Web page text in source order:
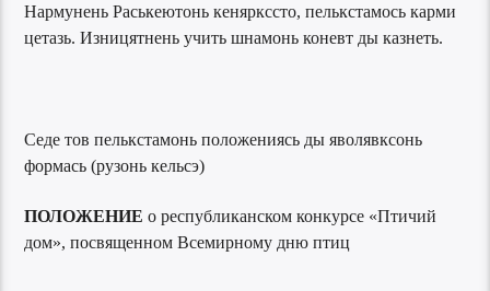
Нармунень Раськеютонь кеняркссто, пелькстамось карми
цетазь. Изницятнень учить шнамонь коневт ды казнеть.
Седе тов пелькстамонь положениясь ды яволявксонь
формась (рузонь кельсэ)
ПОЛОЖЕНИЕо республиканском конкурсе «Птичий
дом», посвященном Всемирному дню птиц